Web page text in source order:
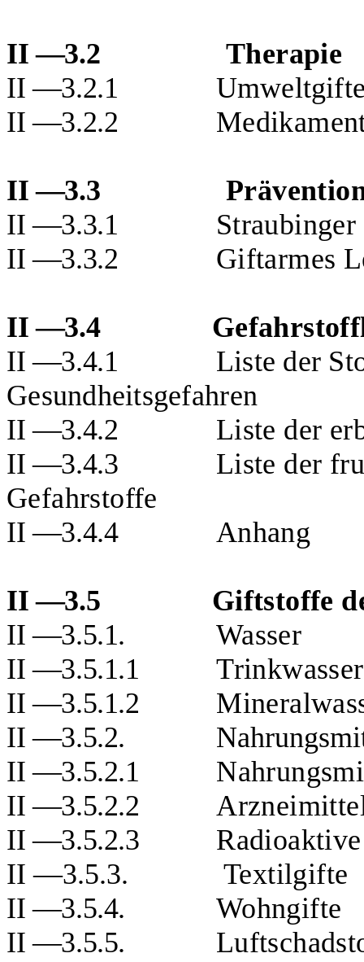
II —3.2
Therapie
II —3.2.1
II —3.2.2
II —3.3
II —3.3.1
Straubinger
II —3.3.2
Giftarmes
II —3.4
II —3.4.1
Liste der
Gesundheitsgefahren
II —3.4.2
Liste der
II —3.4.3
Liste der
Gefahrstoffe
II —3.4.4
Anhang
II —3.5
Giftstoffe
II —3.5.1.
Wasser
II —3.5.1.1
Trinkwasser
II —3.5.1.2
II —3.5.2.
II —3.5.2.1
II —3.5.2.2
II —3.5.2.3
II —3.5.3.
Textilgifte
II —3.5.4.
Wohngifte
II —3.5.5.